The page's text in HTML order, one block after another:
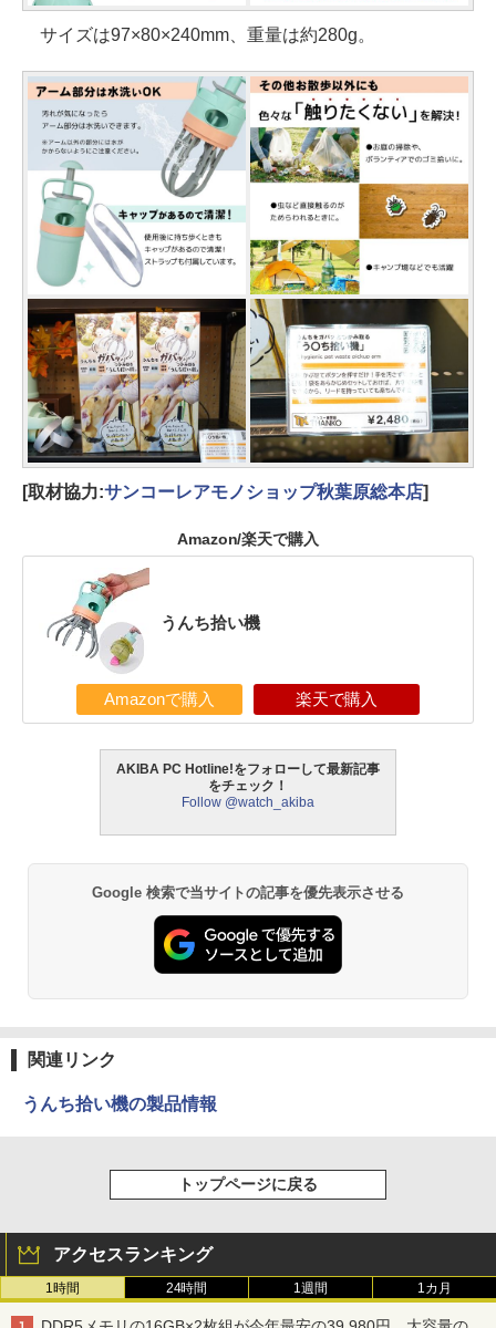
サイズは97×80×240mm、重量は約280g。
[取材協力:サンコーレアモノショップ秋葉原総本店]
Amazon/楽天で購入
うんち拾い機
Amazonで購入 楽天で購入
AKIBA PC Hotline!をフォローして最新記事
をチェック！
Follow @watch_akiba
Google 検索で当サイトの記事を優先表示させる
関連リンク
うんち拾い機の製品情報
トップページに戻る
アクセスランキング
1時間 24時間 1週間 1カ月